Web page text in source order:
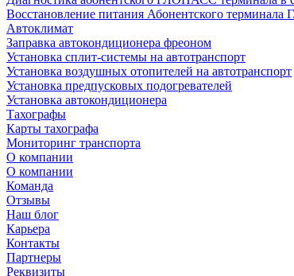
Восстановление питания Абонентского
Автоклимат
Заправка автокондиционера фреоном
Установка сплит-системы на автотранспорт
Установка воздушных отопителей на автотранспорт
Установка предпусковых подогревателей
Установка автокондиционера
Тахографы
Карты тахографа
Мониторинг транспорта
О компании
О компании
Команда
Отзывы
Наш блог
Карьера
Контакты
Партнеры
Реквизиты